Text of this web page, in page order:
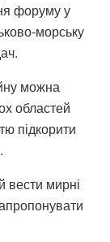
форуму у
морську
можна
областей
підкорити
вести мирні